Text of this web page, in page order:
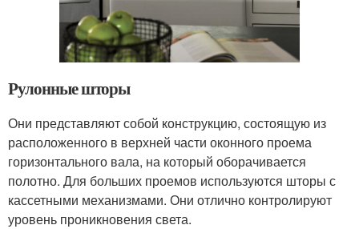
Рулонные шторы
Они представляют собой конструкцию, состоящую из
расположенного в верхней части оконного проема
горизонтального вала, на который оборачивается
полотно. Для больших проемов используются шторы с
кассетными механизмами. Они отлично контролируют
уровень проникновения света.